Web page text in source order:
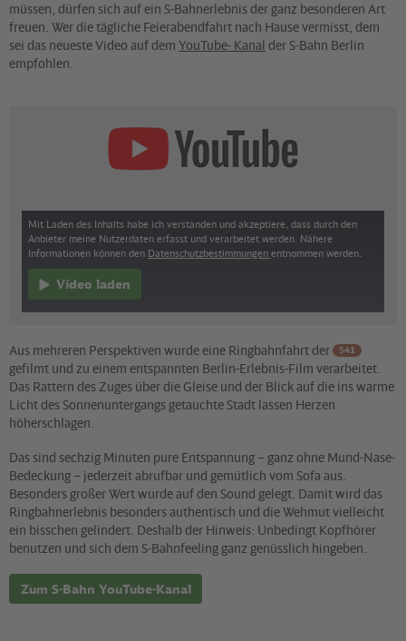
müssen, dürfen sich auf ein S-Bahnerlebnis der ganz besonderen Art
freuen. Wer die tägliche Feierabendfahrt nach Hause vermisst, dem
sei das neueste Video auf dem YouTube- Kanal der S-Bahn Berlin
empfohlen.
Mit Laden des Inhalts habe ich verstanden und akzeptiere, dass durch den
Anbieter meine Nutzerdaten erfasst und verarbeitet werden. Nähere
Informationen können den Datenschutzbestimmungen entnommen werden.
Video laden
Aus mehreren Perspektiven wurde eine Ringbahnfahrt der S41
gefilmt und zu einem entspannten Berlin-Erlebnis-Film verarbeitet.
Das Rattern des Zuges über die Gleise und der Blick auf die ins warme
Licht des Sonnenuntergangs getauchte Stadt lassen Herzen
höherschlagen.
Das sind sechzig Minuten pure Entspannung – ganz ohne Mund-Nase-
Bedeckung – jederzeit abrufbar und gemütlich vom Sofa aus.
Besonders großer Wert wurde auf den Sound gelegt. Damit wird das
Ringbahnerlebnis besonders authentisch und die Wehmut vielleicht
ein bisschen gelindert. Deshalb der Hinweis: Unbedingt Kopfhörer
benutzen und sich dem S-Bahnfeeling ganz genüsslich hingeben.
Zum S-Bahn YouTube-Kanal